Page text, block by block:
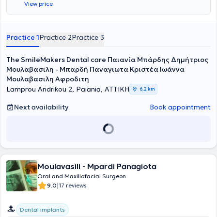
View price
Practice 1Practice 2Practice 3
The SmileMakers Dental care Παιανία Μπάρδης Δημήτριος
Μουλαβασιλη - Μπαρδή Παναγιωτα Κριστέα Ιωάννα
Μουλαβασιλη Αφροδιτη
Lamprou Andrikou 2, Paiania, ΑΤΤΙΚΗ
6,2 km
Next availability Book appointment
Moulavasili - Mpardi Panagiota
Oral and Maxillofacial Surgeon
9.0|17 reviews
Dental implants